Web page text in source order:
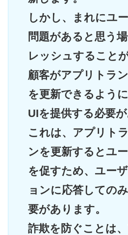
しかし、まれにユ
問題があると思う
レッシュすること
顧客がアプリトラ
を更新できるよう
UIを提供する必要が
これは、アプリト
ンを更新するとユ
を促すため、ユー
ョンに応答しての
要があります。
詐欺を防ぐことは